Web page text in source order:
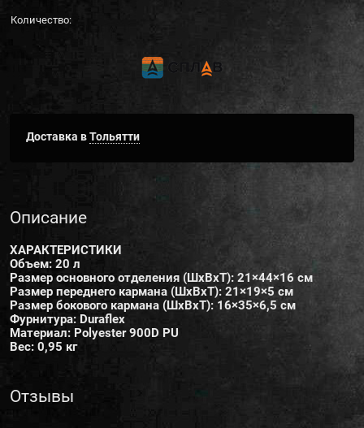
Количество:
Доставка вТольятти
Описание
ХАРАКТЕРИСТИКИ
Объем: 20 л
Размер основного отделения (ШxВxТ): 21×44×16 см
Размер переднего кармана (ШxВxТ): 21×19×5 см
Размер бокового кармана (ШxВxТ): 16×35×6,5 см
Фурнитура: Duraflex
Материал: Polyester 900D PU
Вес: 0,95 кг
Отзывы